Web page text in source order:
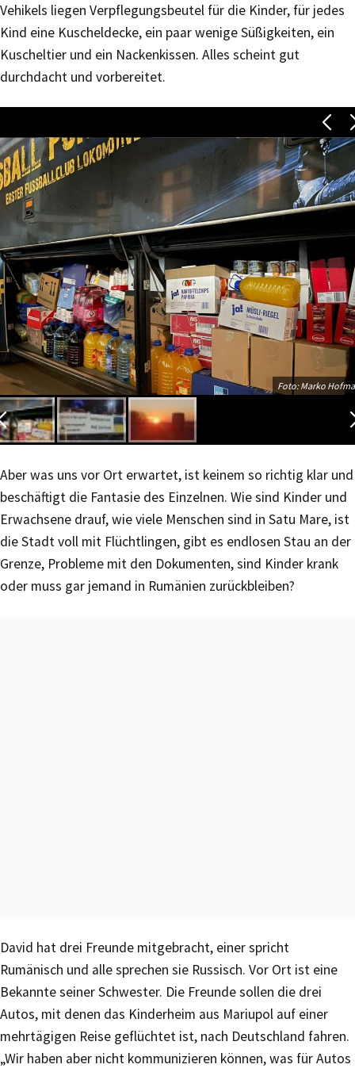
Vehikels liegen Verpflegungsbeutel für die Kinder, für jedes
Kind eine Kuscheldecke, ein paar wenige Süßigkeiten, ein
Kuscheltier und ein Nackenkissen. Alles scheint gut
durchdacht und vorbereitet.
Foto: Marko
Aber was uns vor Ort erwartet, ist keinem so richtig klar und
beschäftigt die Fantasie des Einzelnen. Wie sind Kinder und
Erwachsene drauf, wie viele Menschen sind in Satu Mare, ist
die Stadt voll mit Flüchtlingen, gibt es endlosen Stau an der
Grenze, Probleme mit den Dokumenten, sind Kinder krank
oder muss gar jemand in Rumänien zurückbleiben?
David hat drei Freunde mitgebracht, einer spricht
Rumänisch und alle sprechen sie Russisch. Vor Ort ist eine
Bekannte seiner Schwester. Die Freunde sollen die drei
Autos, mit denen das Kinderheim aus Mariupol auf einer
mehrtägigen Reise geflüchtet ist, nach Deutschland fahren.
„Wir haben aber nicht kommunizieren können, was für Autos